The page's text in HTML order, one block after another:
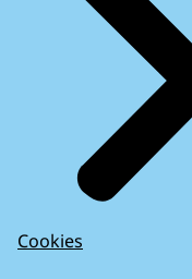
Cookies